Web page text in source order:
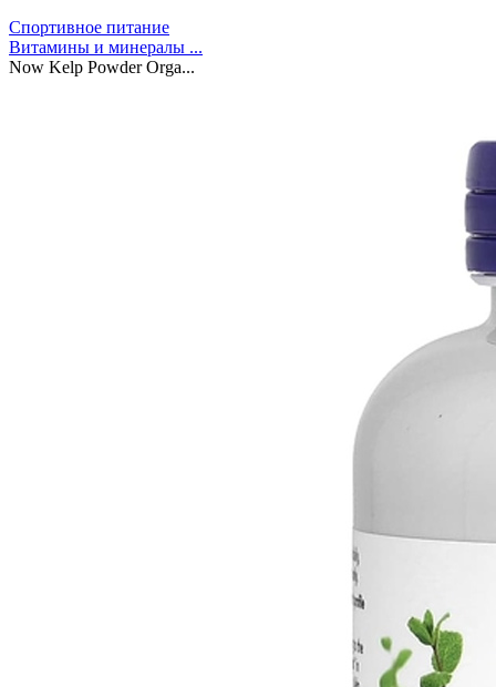
Спортивное питание
Витамины и минералы ...
Now Kelp Powder Orga...